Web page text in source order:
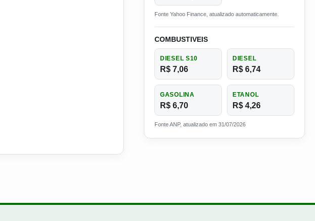
Fonte Yahoo Finance, atualizado automaticamente.
COMBUSTIVEIS
DIESEL S10
R$ 7,06
DIESEL
R$ 6,74
GASOLINA
R$ 6,70
ETANOL
R$ 4,26
Fonte ANP, atualizado em 31/07/2026